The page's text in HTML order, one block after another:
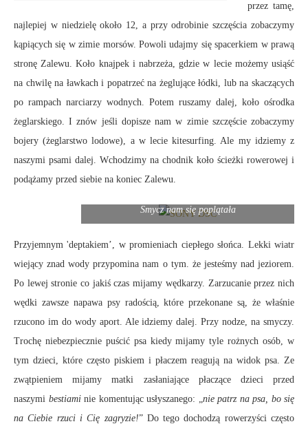
przez tamę,
najlepiej w niedzielę około 12, a przy odrobinie szczęścia zobaczymy
kąpiących się w zimie morsów. Powoli udajmy się spacerkiem w prawą
stronę Zalewu. Koło knajpek i nabrzeża, gdzie w lecie możemy usiąść
na chwilę na ławkach i popatrzeć na żeglujące łódki, lub na skaczących
po rampach narciarzy wodnych. Potem ruszamy dalej, koło ośrodka
żeglarskiego. I znów jeśli dopisze nam w zimie szczęście zobaczymy
bojery (żeglarstwo lodowe), a w lecie kitesurfing. Ale my idziemy z
naszymi psami dalej. Wchodzimy na chodnik koło ścieżki rowerowej i
podążamy przed siebie na koniec Zalewu.
Smycz nam się poplątała
Przyjemnym 'deptakiem’, w promieniach ciepłego słońca. Lekki wiatr
wiejący znad wody przypomina nam o tym. że jesteśmy nad jeziorem.
Po lewej stronie co jakiś czas mijamy wędkarzy. Zarzucanie przez nich
wędki zawsze napawa psy radością, które przekonane są, że właśnie
rzucono im do wody aport. Ale idziemy dalej. Przy nodze, na smyczy.
Trochę niebezpiecznie puścić psa kiedy mijamy tyle rożnych osób, w
tym dzieci, które często piskiem i płaczem reagują na widok psa. Ze
zwątpieniem mijamy matki zasłaniające płaczące dzieci przed
naszymi bestiaminie komentując usłyszanego: „nie patrz na psa, bo się
na Ciebie rzuci i Cię zagryzie!” Do tego dochodzą rowerzyści często